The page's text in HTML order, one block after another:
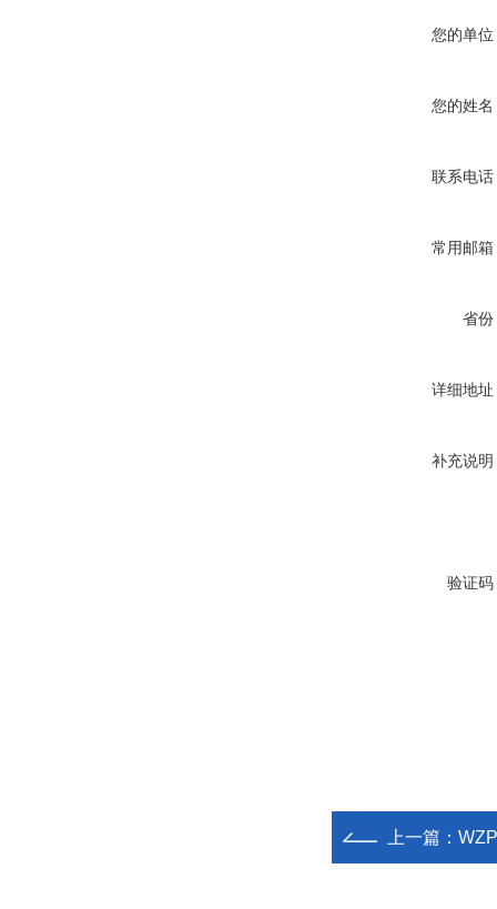
您的单位
您的姓名
联系电话
常用邮箱
省份
详细地址
补充说明
验证码
上一篇：